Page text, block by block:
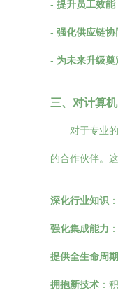
- 提升员工效能
- 强化供应链协
- 为未来升级奠
三、对计算
对于专业
的合作伙伴。
深化行业知识
强化集成能力
提供全生命周
拥抱新技术 ：